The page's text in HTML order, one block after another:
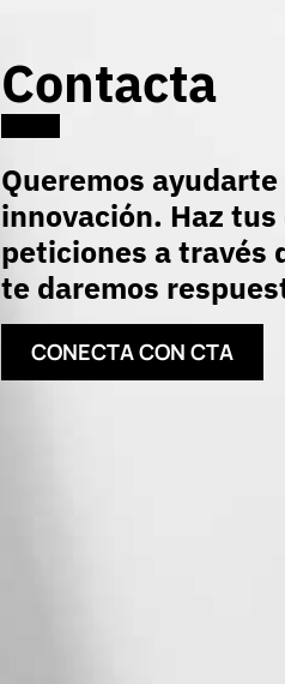
Contacta
Queremos
innovación. Haz
peticiones a través
te daremos
CONECTA CON CTA